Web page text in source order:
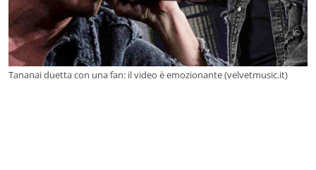
Tananai duetta con una fan: il video è emozionante (velvetmusic.it)